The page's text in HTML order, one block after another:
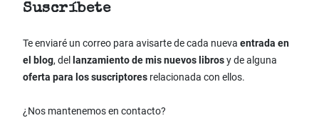
Suscríbete
Te enviaré un correo para avisarte de cada nueva entrada en
el blog, del lanzamiento de mis nuevos librosy de alguna
oferta para los suscriptores relacionada con ellos.
¿Nos mantenemos en contacto?